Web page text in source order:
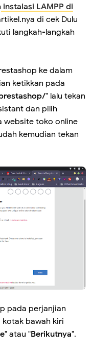
instalasi LAMPP di
di cek Dulu
langkah-langkah
ke dalam
ketikkan pada
" lalu tekan
dan pilih
website toko online
kemudian tekan
pada perjanjian
kotak bawah kiri
" atau "Berikutnya".